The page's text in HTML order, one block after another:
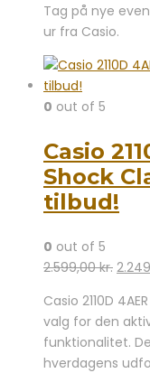
Tag på nye
ur fra Casio.
0 out of 5
Casio
Shock
tilbud!
0 out of 5
2.599,00kr. Den
pris
var:
Casio 2110D
valg for den
funktionalitet.
hverdagens